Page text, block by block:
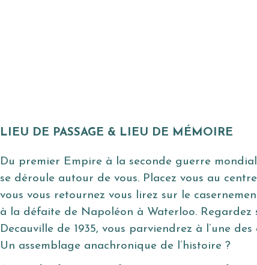
LIEU DE PASSAGE & LIEU DE MÉMOIRE
Du premier Empire à la seconde guerre
se déroule autour de vous. Placez vous au
vous vous retournez vous lirez sur le
à la défaite de Napoléon à Waterloo. Regardez
Decauville de 1935, vous parviendrez à l’une
Un assemblage anachronique de l’histoire ?